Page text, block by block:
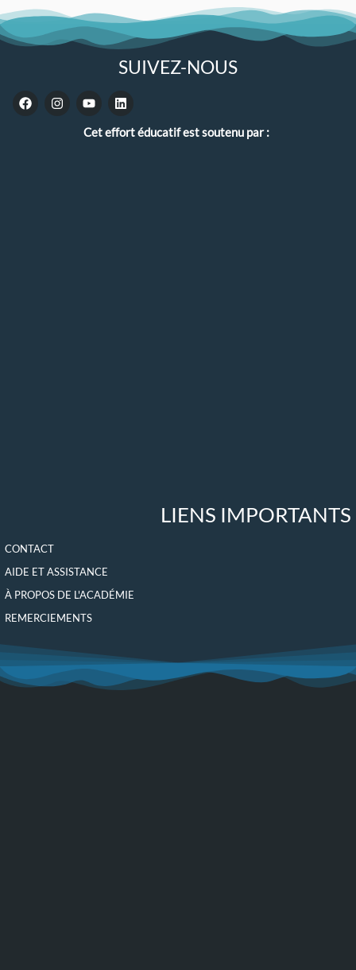
SUIVEZ-NOUS
F
a
I
n
Y
o
t
L
i
k
Cet effort éducatif est soutenu par :
LIENS IMPORTANTS
CONTACT
AIDE ET ASSISTANCE
À PROPOS DE L'ACADÉMIE
REMERCIEMENTS